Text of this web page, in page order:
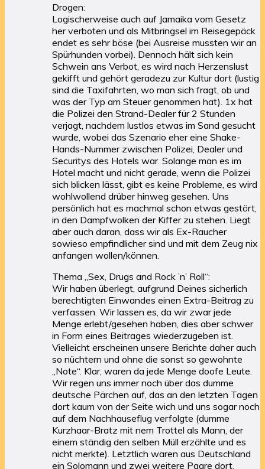
Drogen:
Logischerweise auch auf Jamaika vom Gesetz
her verboten und als Mitbringsel im Reisegepäck
endet es sehr böse (bei Ausreise mussten wir an
Spürhunden vorbei). Dennoch hält sich kein
Schwein ans Verbot, es wird nach Herzenslust
gekifft und gehört geradezu zur Kultur dort (lustig
sind die Taxifahrten, wo man sich fragt, ob und
was der Typ am Steuer genommen hat). 1x hat
die Polizei den Strand-Dealer für 2 Stunden
verjagt, nachdem lustlos etwas im Sand gesucht
wurde, wobei das Szenario eher eine Shake-
Hands-Nummer zwischen Polizei, Dealer und
Securitys des Hotels war. Solange man es im
Hotel macht und nicht gerade, wenn die Polizei
sich blicken lässt, gibt es keine Probleme, es wird
wohlwollend drüber hinweg gesehen. Uns
persönlich hat es machmal schon etwas gestört,
in den Dampfwolken der Kiffer zu stehen. Liegt
aber auch daran, dass wir als Ex-Raucher
sowieso empfindlicher sind und mit dem Zeug nix
anfangen wollen/können.
Thema „Sex, Drugs and Rock ’n’ Roll“:
Wir haben überlegt, aufgrund Deines sicherlich
berechtigten Einwandes einen Extra-Beitrag zu
verfassen. Wir lassen es, da wir zwar jede
Menge erlebt/gesehen haben, dies aber schwer
in Form eines Beitrages wiederzugeben ist.
Vielleicht erscheinen unsere Berichte daher auch
so nüchtern und ohne die sonst so gewohnte
„Note“. Klar, waren da jede Menge doofe Leute.
Wir regen uns immer noch über das dumme
deutsche Pärchen auf, das an den letzten Tagen
dort kaum von der Seite wich und uns sogar noch
auf dem Nachhauseflug verfolgte (dumme
Kurzhaar-Bratz mit nem Trottel als Mann, der
einem ständig den selben Müll erzählte und es
nicht merkte). Letztlich waren aus Deutschland
ein Solomann und zwei weitere Paare dort,